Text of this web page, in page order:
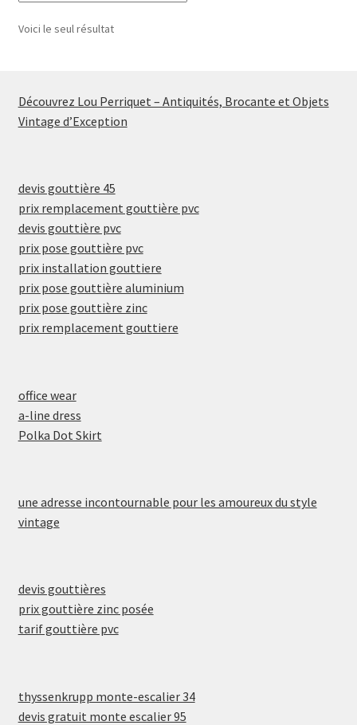
Voici le seul résultat
Découvrez Lou Perriquet – Antiquités, Brocante et Objets
Vintage d’Exception
devis gouttière 45
prix remplacement gouttière pvc
devis gouttière pvc
prix pose gouttière pvc
prix installation gouttiere
prix pose gouttière aluminium
prix pose gouttière zinc
prix remplacement gouttiere
office wear
a-line dress
Polka Dot Skirt
une adresse incontournable pour les amoureux du style
vintage
devis gouttières
prix gouttière zinc posée
tarif gouttière pvc
thyssenkrupp monte-escalier 34
devis gratuit monte escalier 95